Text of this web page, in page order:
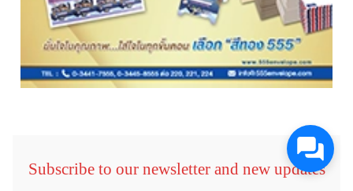
Subscribe to our newsletter and new updates